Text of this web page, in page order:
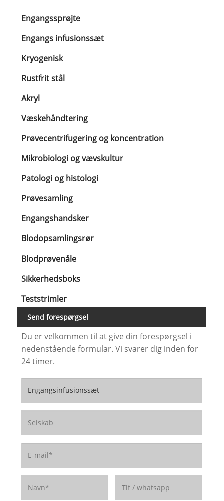
Engangssprøjte
Engangs infusionssæt
Kryogenisk
Rustfrit stål
Akryl
Væskehåndtering
Prøvecentrifugering og koncentration
Mikrobiologi og vævskultur
Patologi og histologi
Prøvesamling
Engangshandsker
Blodopsamlingsrør
Blodprøvenåle
Sikkerhedsboks
Teststrimler
Send forespørgsel
Du er velkommen til at give din forespørgsel i
nedenstående formular. Vi svarer dig inden for
24 timer.